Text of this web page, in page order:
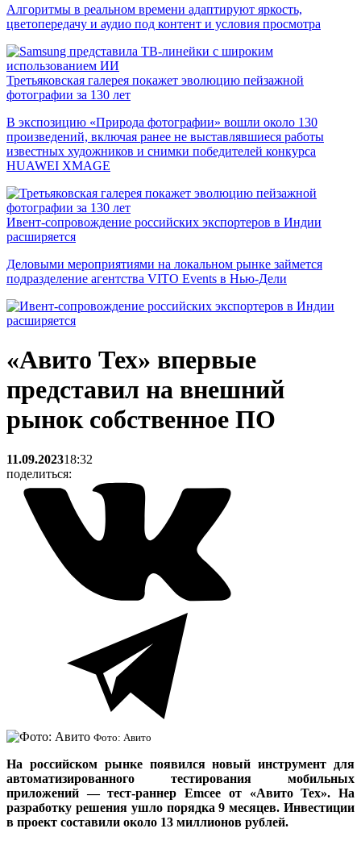
Алгоритмы в реальном времени адаптируют яркость,
цветопередачу и аудио под контент и условия просмотра
Третьяковская галерея покажет эволюцию пейзажной
фотографии за 130 лет
В экспозицию «Природа фотографии» вошли около 130
произведений, включая ранее не выставлявшиеся работы
известных художников и снимки победителей конкурса
HUAWEI XMAGE
Ивент-сопровождение российских экспортеров в Индии
расширяется
Деловыми мероприятиями на локальном рынке займется
подразделение агентства VITO Events в Нью-Дели
«Авито Тех» впервые
представил на внешний
рынок собственное ПО
11.09.202318:32
поделиться:
Фото: Авито
На российском рынке появился новый инструмент для
автоматизированного тестирования мобильных
приложений — тест-раннер Emcee от «Авито Тех». На
разработку решения ушло порядка 9 месяцев. Инвестиции
в проект составили около 13 миллионов рублей.